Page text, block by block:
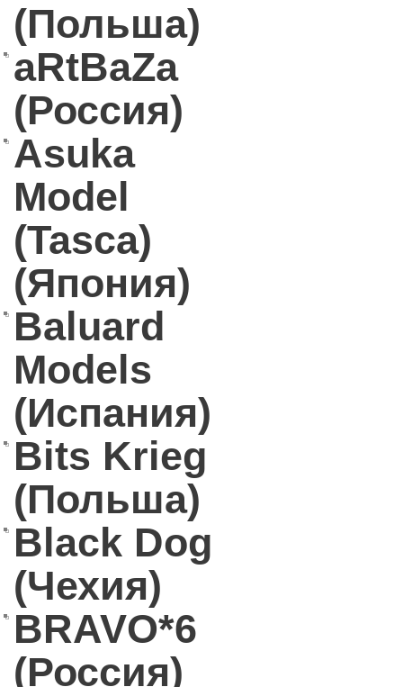
(Польша)
aRtBaZa
(Россия)
Asuka
Model
(Tasca)
(Япония)
Baluard
Models
(Испания)
Bits Krieg
(Польша)
Black Dog
(Чехия)
BRAVO*6
(Россия)